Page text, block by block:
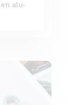
alu-